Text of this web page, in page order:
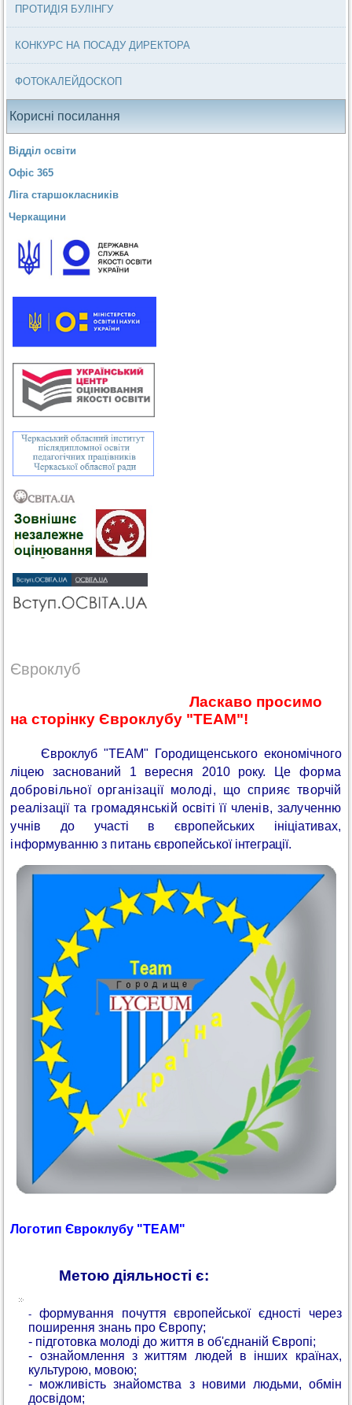
ПРОТИДІЯ БУЛІНГУ
КОНКУРС НА ПОСАДУ ДИРЕКТОРА
ФОТОКАЛЕЙДОСКОП
Корисні посилання
Відділ освіти
Офіс 365
Ліга старшокласників
Черкащини
Євроклуб
Ласкаво просимо
на сторінку Євроклубу "TEAM"!
Євроклуб "TEAM" Городищенського економічного
ліцею заснований 1 вересня 2010 року. Це форма
добровільної організації молоді, що сприяєтворчій
реалізації та громадянській освіті її членів, залученню
учнів до участі в європейських ініціативах,
інформуванню з питань європейської інтеграції.
Логотип Євроклубу "TEAM"
Метою діяльності є:
-формування почуття європейської єдності через
поширення знань про Європу;
- підготовка молоді до життя в об'єднаній Європі;
- ознайомлення з життям людей в інших країнах,
культурою, мовою;
- можливість знайомства з новими людьми, обмін
досвідом;